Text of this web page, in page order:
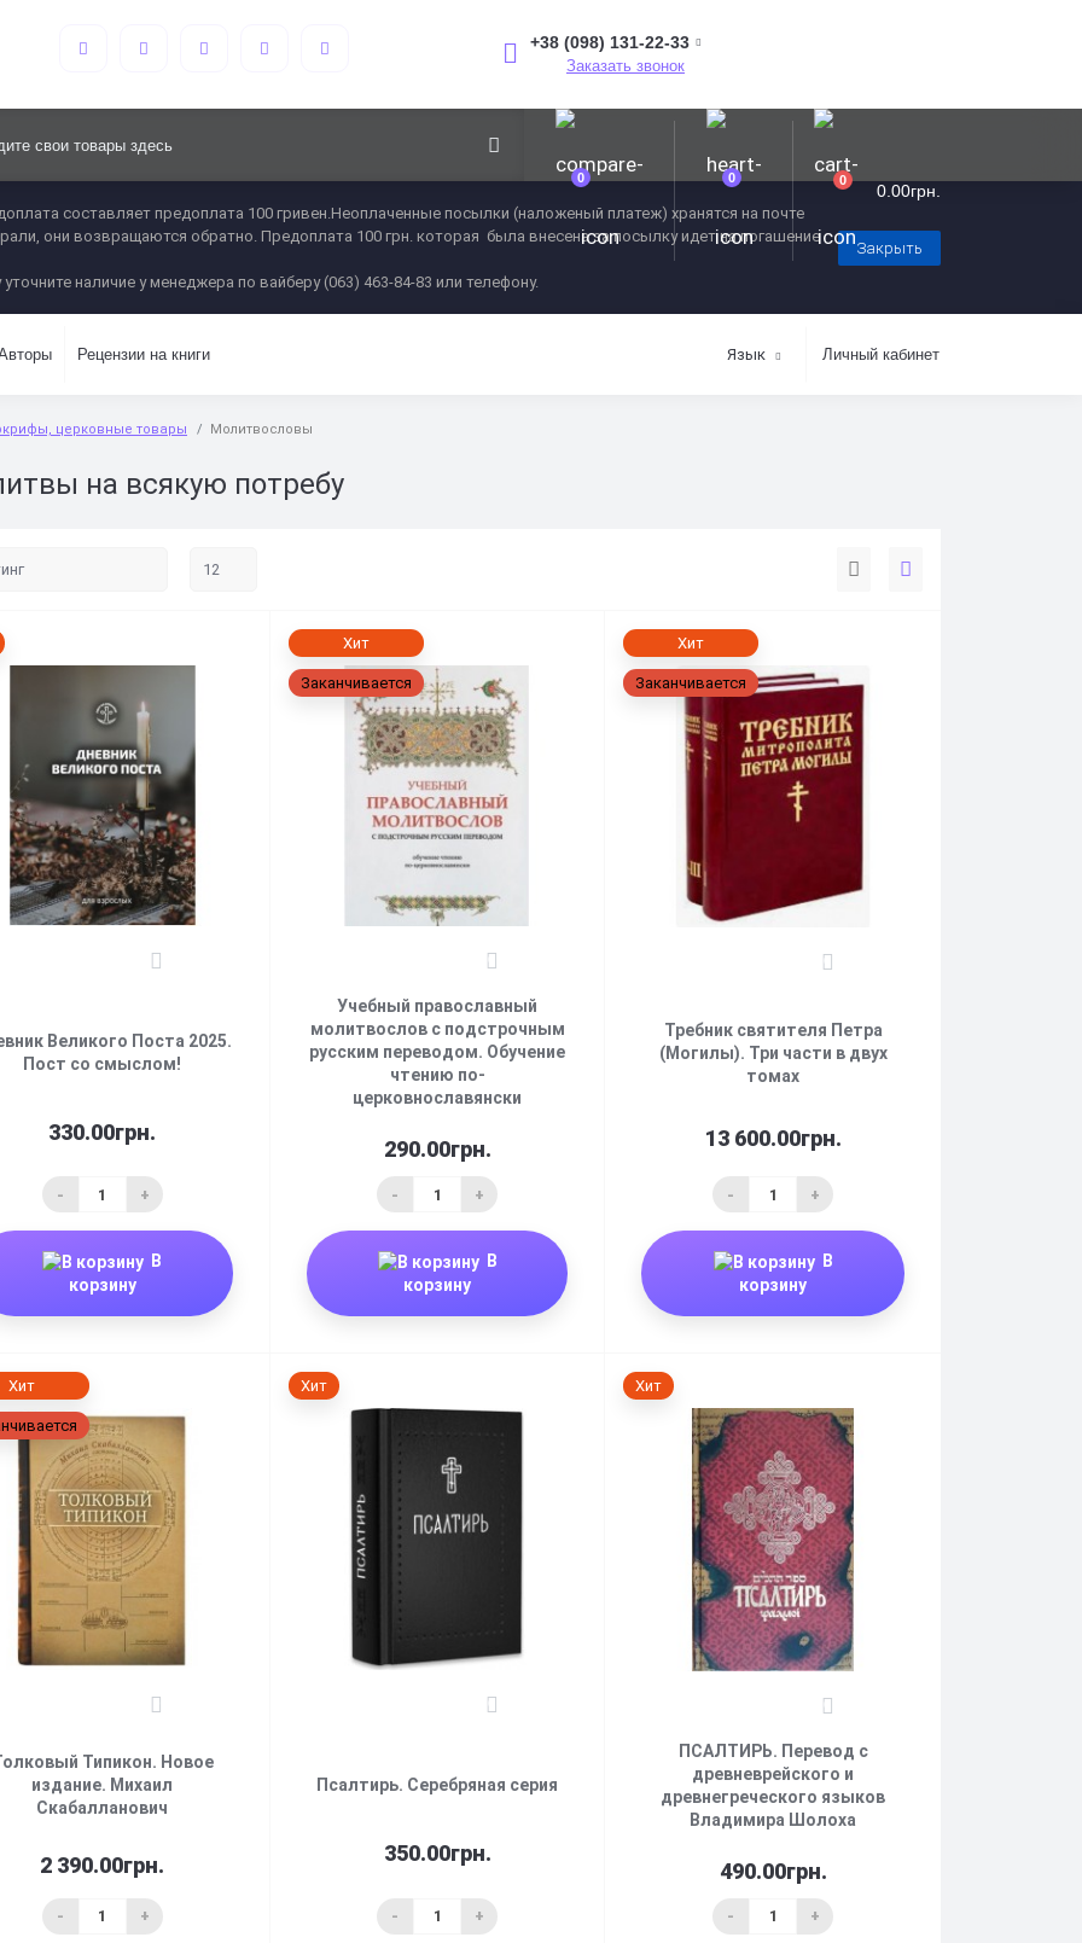
+38 (098) 131-22-33
Заказать звонок
0 0 0
0.00грн.
составляет предоплата 100 гривен.Неоплаченные посылки (наложеный платеж) хранятся на почте
они возвращаются обратно. Предоплата 100 грн. которая была внесена за посылку идет на погашение
наличие у менеджера по вайберу (063) 463-84-83 или телефону.
Закрыть
Рецензии на книги Язык Личный кабинет
церковные товары Молитвословы
на всякую потребу
Великого Поста 2025.
Пост со смыслом!
330.00грн.
- +
В
корзину
Хит
Заканчивается
Учебный православный
молитвослов с подстрочным
русским переводом. Обучение
чтению по-
церковнославянски
290.00грн.
- +
В
корзину
Хит
Заканчивается
Требник святителя Петра
(Могилы). Три части в двух
томах
13 600.00грн.
- +
В
корзину
Хит
Типикон. Новое
издание. Михаил
Скабалланович
2 390.00грн.
- +
Хит
Псалтирь. Серебряная серия
350.00грн.
- +
Хит
ПСАЛТИРЬ. Перевод с
древневрейского и
древнегреческого языков
Владимира Шолоха
490.00грн.
- +